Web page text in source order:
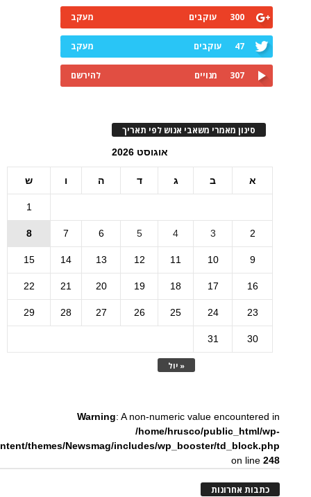
300 עוקבים מעקב
47 עוקבים מעקב
307 מנויים להירשם
סינון מאמרי משאבי אנוש לפי תאריך
אוגוסט 2026
א ב ג ד ה ו ש
« יול
1
2
3
4
5
6
7
8
9
10
11
12
13
14
15
16
17
18
19
20
21
22
23
24
25
26
27
28
29
30
31
Warning: A non-numeric value encountered in
/home/hrusco/public_html/wp-
themes/Newsmag/includes/wp_booster/td_block.php
on line248
כתבות אחרונות